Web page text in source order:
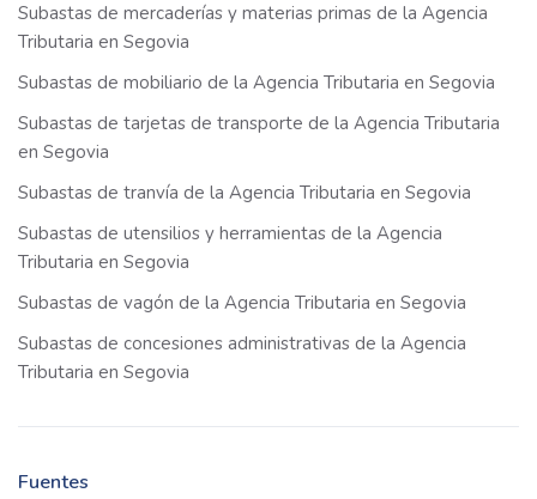
Subastas de mercaderías y materias primas de la Agencia
Tributaria en Segovia
Subastas de mobiliario de la Agencia Tributaria en Segovia
Subastas de tarjetas de transporte de la Agencia Tributaria
en Segovia
Subastas de tranvía de la Agencia Tributaria en Segovia
Subastas de utensilios y herramientas de la Agencia
Tributaria en Segovia
Subastas de vagón de la Agencia Tributaria en Segovia
Subastas de concesiones administrativas de la Agencia
Tributaria en Segovia
Fuentes